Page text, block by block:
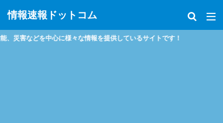
情報速報ドットコム
などを中心に様々な情報を提供しているサイトです！